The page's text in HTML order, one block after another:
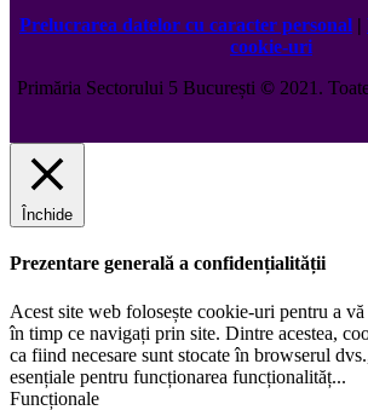
Prelucrarea datelor cu caracter personal |
cookie-uri
Primăria Sectorului 5 București ©️2021.
Închide
Prezentare generală a confidențialității
Acest site web folosește cookie-uri pentru a
în timp ce navigați prin site. Dintre acestea,
ca fiind necesare sunt stocate în browserul
esențiale pentru funcționarea funcționalităț...
Funcționale